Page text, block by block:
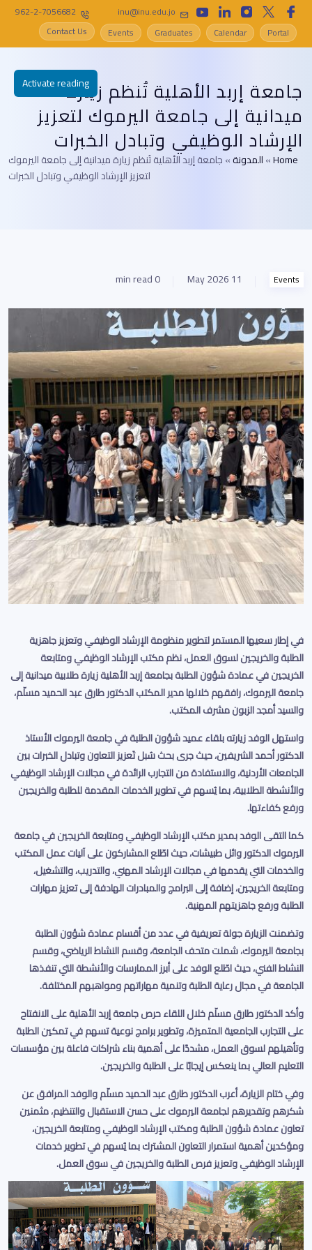
inu@inu.edu.jo
962-2-7056682
Portal
Calendar
Graduates
Events
Contact Us
جامعة إربد الأهلية تُنظم زيارة
ميدانية إلى جامعة اليرموك لتعزيز
الإرشاد الوظيفي وتبادل الخبرات
Home
»المدونة»جامعة إربد الأهلية تُنظم زيارة ميدانية إلى جامعة اليرموك
لتعزيز الإرشاد الوظيفي وتبادل الخبرات
Events
11 May 2026
0 min read
في إطار سعيها المستمر لتطوير منظومة الإرشاد الوظيفي وتعزيز جاهزية
الطلبة والخريجين لسوق العمل، نظم مكتب الإرشاد الوظيفي ومتابعة
الخريجين في عمادة شؤون الطلبة بجامعة إربد الأهلية زيارة طلابية ميدانية إلى
جامعة اليرموك، رافقهم خلالها مدير المكتب الدكتور طارق عبد الحميد مسلّم،
والسيد أمجد الزبون مشرف المكتب.
واستهل الوفد زيارته بلقاء عميد شؤون الطلبة في جامعة اليرموك الأستاذ
الدكتور أحمد الشريفين، حيث جرى بحث سُبل تَعزيز التعاون وتبادل الخبرات بين
الجامعات الأردنية، والاستفادة من التجارب الرائدة في مجالات الإرشاد الوظيفي
والأنشطة الطلابية، بما يُسهم في تطوير الخدمات المقدمة للطلبة والخريجين
ورفع كفاءتها.
كما التقى الوفد بمدير مكتب الإرشاد الوظيفي ومتابعة الخريجين في جامعة
اليرموك الدكتور وائل طبيشات، حيث اطّلع المشاركون على آليات عمل المكتب
والخدمات التي يقدمها في مجالات الإرشاد المهني، والتدريب، والتشغيل،
ومتابعة الخريجين، إضافة إلى البرامج والمبادرات الهادفة إلى تعزيز مهارات
الطلبة ورفع جاهزيتهم المهنية.
وتضمنت الزيارة جولة تعريفية في عدد من أقسام عمادة شؤون الطلبة
بجامعة اليرموك، شملت متحف الجامعة، وقسم النشاط الرياضي، وقسم
النشاط الفني، حيث اطّلع الوفد على أبرز الممارسات والأنشطة التي تنفذها
الجامعة في مجال رعاية الطلبة وتنمية مهاراتهم ومواهبهم المختلفة.
وأكد الدكتور طارق مسلّم خلال اللقاء حرص جامعة إربد الأهلية على الانفتاح
على التجارب الجامعية المتميزة، وتطوير برامج نوعية تسهم في تمكين الطلبة
وتأهيلهم لسوق العمل، مشددًا على أهمية بناء شراكات فاعلة بين مؤسسات
التعليم العالي بما ينعكس إيجابًا على الطلبة والخريجين.
وفي ختام الزيارة، أعرب الدكتور طارق عبد الحميد مسلّم والوفد المرافق عن
شكرهم وتقديرهم لجامعة اليرموك على حسن الاستقبال والتنظيم، مثمنين
تعاون عمادة شؤون الطلبة ومكتب الإرشاد الوظيفي ومتابعة الخريجين،
ومؤكدين أهمية استمرار التعاون المشترك بما يُسهم في تطوير خدمات
الإرشاد الوظيفي وتعزيز فرص الطلبة والخريجين في سوق العمل.
Activate reading